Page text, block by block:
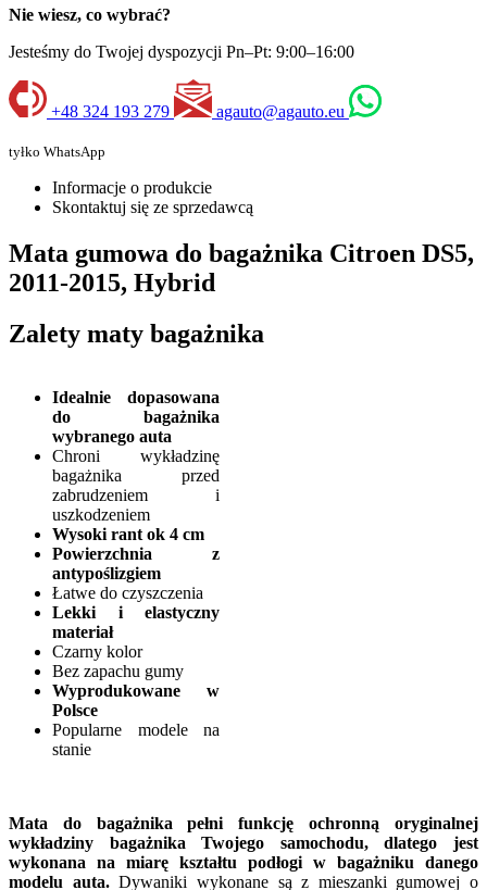
Nie wiesz, co wybrać?
Jesteśmy do Twojej dyspozycji Pn–Pt: 9:00–16:00
+48 324 193 279 agauto@agauto.eu
tyłko WhatsApp
Informacje o produkcie
Skontaktuj się ze sprzedawcą
Mata gumowa do bagażnika Citroen DS5,
2011-2015, Hybrid
Zalety maty bagażnika
Idealnie dopasowana
do bagażnika
wybranego auta
Chroni wykładzinę
bagażnika przed
zabrudzeniem i
uszkodzeniem
Wysoki rant ok 4 cm
Powierzchnia z
antypoślizgiem
Łatwe do czyszczenia
Lekki i elastyczny
materiał
Czarny kolor
Bez zapachu gumy
Wyprodukowane w
Polsce
Popularne modele na
stanie
Mata do bagażnika pełni funkcję ochronną oryginalnej
wykładziny bagażnika Twojego samochodu, dlatego jest
wykonana na miarę kształtu podłogi w bagażniku danego
modelu auta.Dywaniki wykonane są z mieszanki gumowej o